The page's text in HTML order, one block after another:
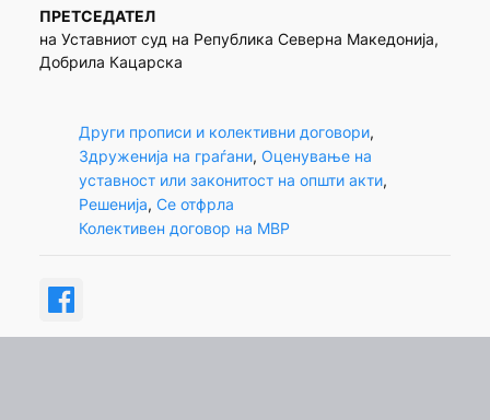
ПРЕТСЕДАТЕЛ
на Уставниот суд на Република Северна Македонија,
Добрила Кацарска
Други прописи и колективни договори
Здруженија на граѓани, Оценување на
уставност или законитост на општи акти
Решенија, Се отфрла
Колективен договор на МВР